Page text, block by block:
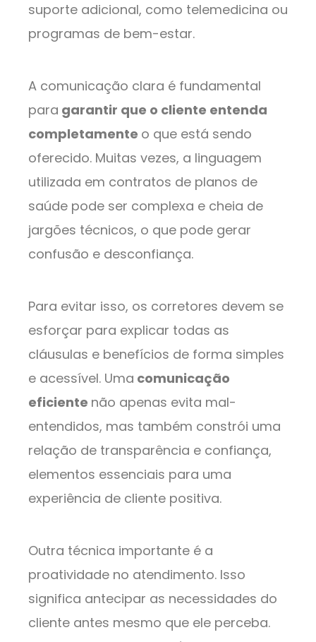
suporte adicional, como telemedicina ou
programas de bem-estar.
A comunicação clara é fundamental
para garantir que o cliente entenda
completamente o que está sendo
oferecido. Muitas vezes, a linguagem
utilizada em contratos de planos de
saúde pode ser complexa e cheia de
jargões técnicos, o que pode gerar
confusão e desconfiança.
Para evitar isso, os corretores devem se
esforçar para explicar todas as
cláusulas e benefícios de forma simples
e acessível. Uma comunicação
eficiente não apenas evita mal-
entendidos, mas também constrói uma
relação de transparência e confiança,
elementos essenciais para uma
experiência de cliente positiva.
Outra técnica importante é a
proatividade no atendimento. Isso
significa antecipar as necessidades do
cliente antes mesmo que ele perceba.